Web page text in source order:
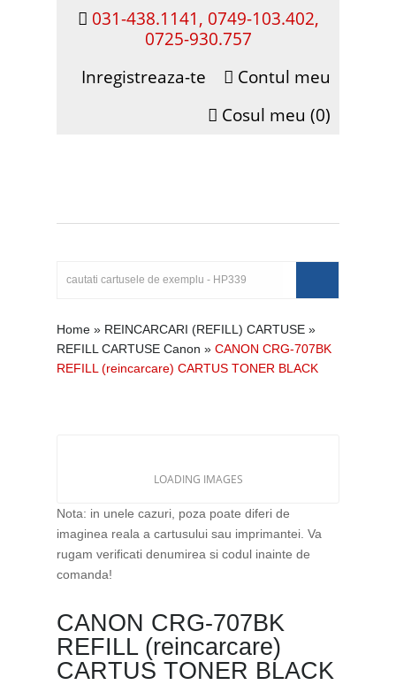
031-438.1141, 0749-103.402,
0725-930.757
Contul meu
Inregistreaza-te
Cosul meu (0)
Home » REINCARCARI (REFILL) CARTUSE »
REFILL CARTUSE Canon » CANON CRG-707BK
REFILL (reincarcare) CARTUS TONER BLACK
LOADING IMAGES
Nota: in unele cazuri, poza poate diferi de
imaginea reala a cartusului sau imprimantei. Va
rugam verificati denumirea si codul inainte de
comanda!
CANON CRG-707BK
REFILL (reincarcare)
CARTUS TONER BLACK